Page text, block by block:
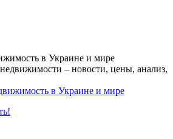
в Украине и мире
– новости, цены, анализ,